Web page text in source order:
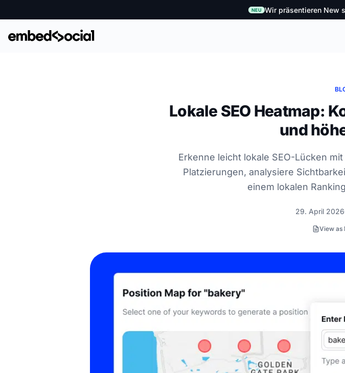
NEU Wir präsentieren New
Lokale SEO Heatmap:
und
Erkenne leicht lokale SEO-Lücken
Platzierungen, analysiere
einem lokalen
29. April 2026
View as